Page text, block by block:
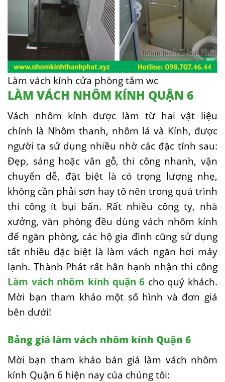
Làm vách kính cửa phòng tắm wc
LÀM VÁCH NHÔM KÍNH QUẬN 6
Vách nhôm kính được làm từ hai vật liệu
chính là Nhôm thanh, nhôm lá và Kính, được
người ta sử dụng nhiều nhờ các đặc tính sau:
Đẹp, sáng hoặc vân gỗ, thi công nhanh, vận
chuyển dễ, đặt biệt là có trọng lượng nhẹ,
không cần phải sơn hay tô nên trong quá trình
thi công ít bụi bẩn. Rất nhiều công ty, nhà
xưởng, văn phòng đều dùng vách nhôm kính
để ngăn phòng, các hộ gia đình cũng sử dụng
tất nhiều đặc biệt là làm vách ngăn hơi máy
lạnh. Thành Phát rất hân hạnh nhận thi công
Làm vách nhôm kính quận 6 cho quý khách.
Mời bạn tham khảo một số hình và đơn giá
bên dưới!
Bảng giá làm vách nhôm kính Quận 6
Mời bạn tham khảo bản giá làm vách nhôm
kính Quận 6 hiện nay của chúng tôi: